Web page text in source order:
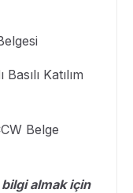
Katılım
Belge
bilgi almak için